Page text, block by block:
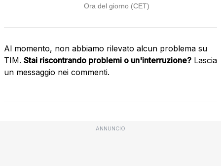
Al momento, non abbiamo rilevato alcun problema su
TIM. Stai riscontrando problemi o un'interruzione? Lascia
un messaggio nei commenti.
ANNUNCIO